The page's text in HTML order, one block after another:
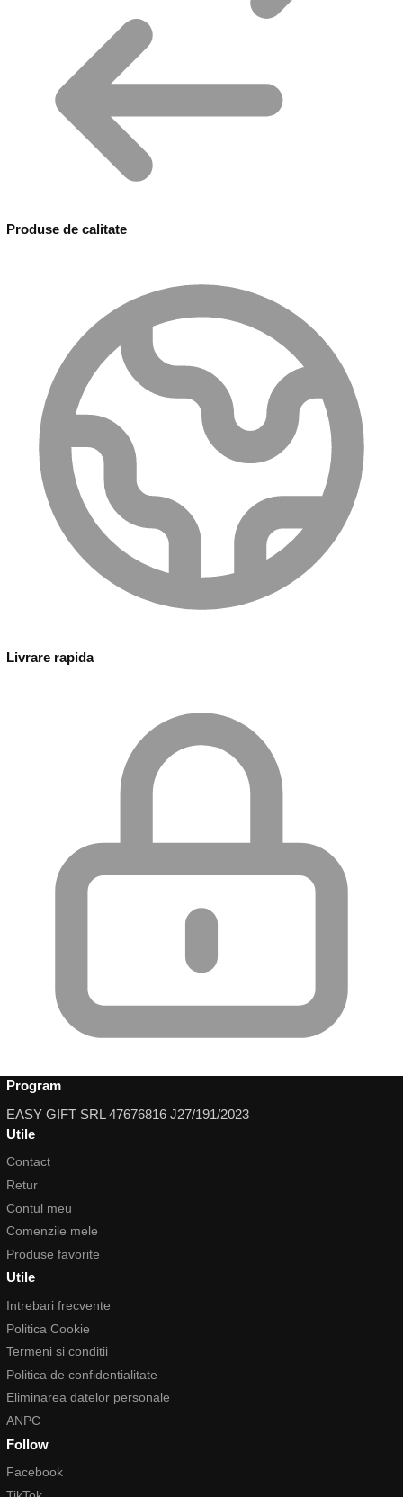
Produse de calitate
Livrare rapida
Program
EASY GIFT SRL 47676816 J27/191/2023
Utile
Contact
Retur
Contul meu
Comenzile mele
Produse favorite
Utile
Intrebari frecvente
Politica Cookie
Termeni si conditii
Politica de confidentialitate
Eliminarea datelor personale
ANPC
Follow
Facebook